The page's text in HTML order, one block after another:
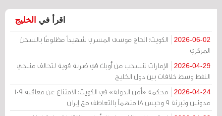
اقرأ في الخليج
2026-06-02
الكويت: الحاج موسى المسري شهيداً مظلومًا بالسجن
المركزي
2026-04-29
الإمارات تنسحب من أوبك في ضربة قوية لتحالف منتجي
النفط وسط خلافات بين دول الخليج
2026-04-24
محكمة «أمن الدولة» في الكويت: الامتناع عن معاقبة 109
مدونين وتبرئة 9 وحبس 18 متهماً بالتعاطف مع إيران